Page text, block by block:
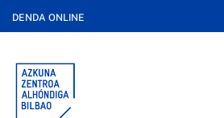
DENDA ONLINE